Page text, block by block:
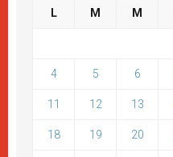
L M M
4 5 6
11 12 13
18 19 20